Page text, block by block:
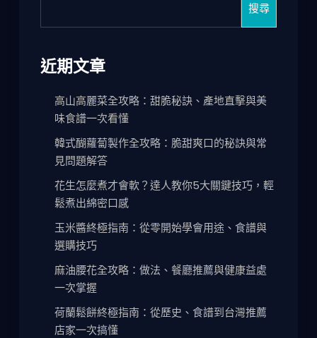
搜尋
近期文章
高山高麗菜全攻略：甜脆秘訣、產地直擊與美
味食譜一次看懂
韓式醐蘿蔔製作全攻略：脆甜爽口的秘訣與常
見問題解答
花生怎麼煮才會軟？達人教你5大關鍵技巧，輕
鬆煮出綿密口感
玉米醬終極指南：從零開始學會用途、食譜與
選購技巧
麻油腰花全攻略：做法、餐廳推薦與健康益處
一次掌握
荷蘭鬆餅終極指南：從歷史、食譜到台灣推薦
店家一次搞懂